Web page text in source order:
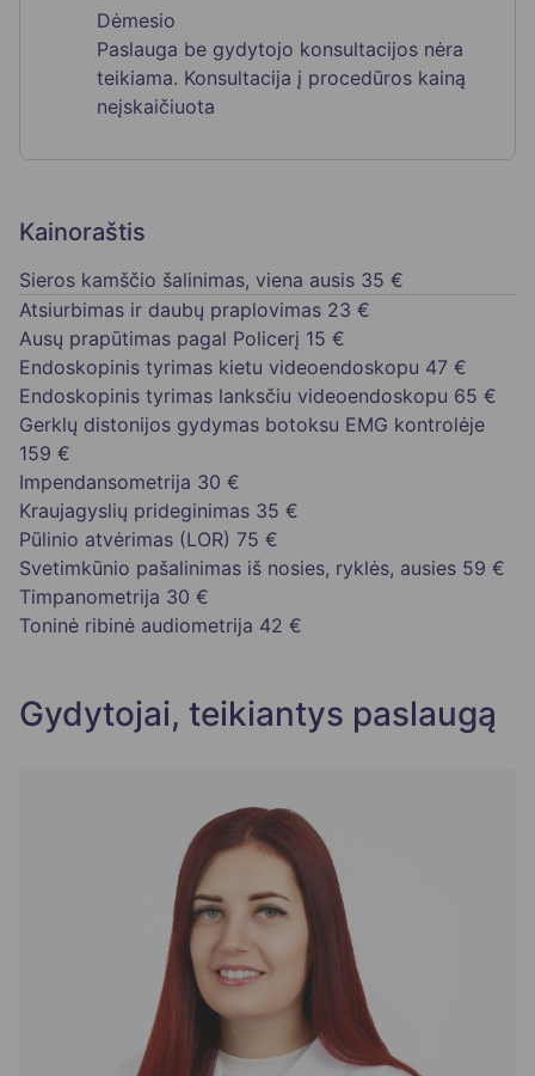
Dėmesio
Paslauga be gydytojo konsultacijos nėra
teikiama. Konsultacija į procedūros kainą
neįskaičiuota
Kainoraštis
Sieros kamščio šalinimas, viena ausis 35 €
Atsiurbimas ir daubų praplovimas 23 €
Ausų prapūtimas pagal Policerį 15 €
Endoskopinis tyrimas kietu videoendoskopu 47 €
Endoskopinis tyrimas lanksčiu videoendoskopu 65 €
Gerklų distonijos gydymas botoksu EMG kontrolėje
159 €
Impendansometrija 30 €
Kraujagyslių prideginimas 35 €
Pūlinio atvėrimas (LOR) 75 €
Svetimkūnio pašalinimas iš nosies, ryklės, ausies 59 €
Timpanometrija 30 €
Toninė ribinė audiometrija 42 €
Gydytojai, teikiantys paslaugą